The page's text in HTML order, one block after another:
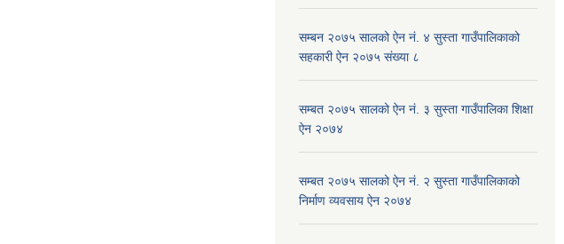
सम्बन २०७५ सालको ऐन नं. ४ सुस्ता गाउँपालिकाको
सहकारी ऐन २०७५ संख्या ८
सम्बत २०७५ सालको ऐन नं. ३ सुस्ता गाउँपालिका शिक्षा
ऐन २०७४
सम्बत २०७५ सालको ऐन नं. २ सुस्ता गाउँपालिकाको
निर्माण व्यवसाय ऐन २०७४